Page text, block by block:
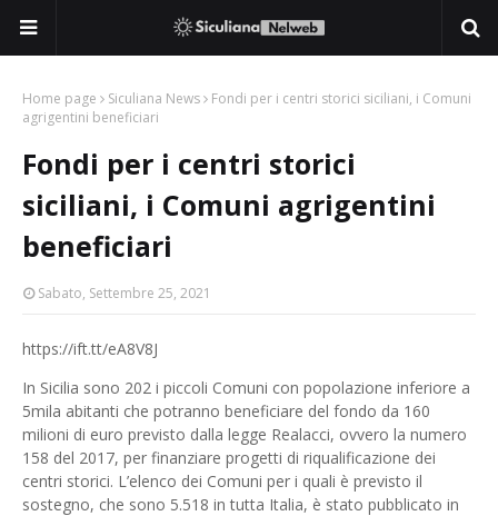
Home page Siculiana News
Fondi per i centri storici siciliani, i Comuni
agrigentini beneficiari
Fondi per i centri storici
siciliani, i Comuni agrigentini
beneficiari
Sabato, Settembre 25, 2021
https://ift.tt/eA8V8J
In Sicilia sono 202 i piccoli Comuni con popolazione inferiore a
5mila abitanti che potranno beneficiare del fondo da 160
milioni di euro previsto dalla legge Realacci, ovvero la numero
158 del 2017, per finanziare progetti di riqualificazione dei
centri storici. L’elenco dei Comuni per i quali è previsto il
sostegno, che sono 5.518 in tutta Italia, è stato pubblicato in